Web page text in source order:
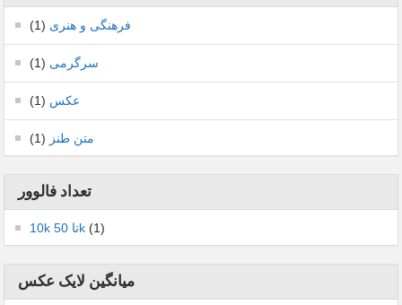
فرهنگی و هنری (1)
سرگرمی (1)
عکس (1)
متن طنز (1)
تعداد فالوور
10k تا 50k (1)
میانگین لایک عکس